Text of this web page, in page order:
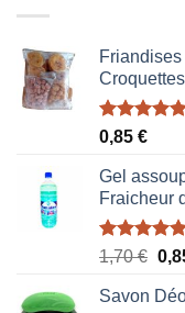
Note5.00
0,85 €
Gel
Fraicheur
Note5.00
1,70€ Le
Savon